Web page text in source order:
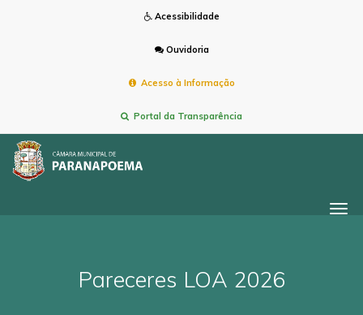
Acessibilidade
Ouvidoria
Acesso à Informação
Portal da Transparência
Pareceres LOA 2026